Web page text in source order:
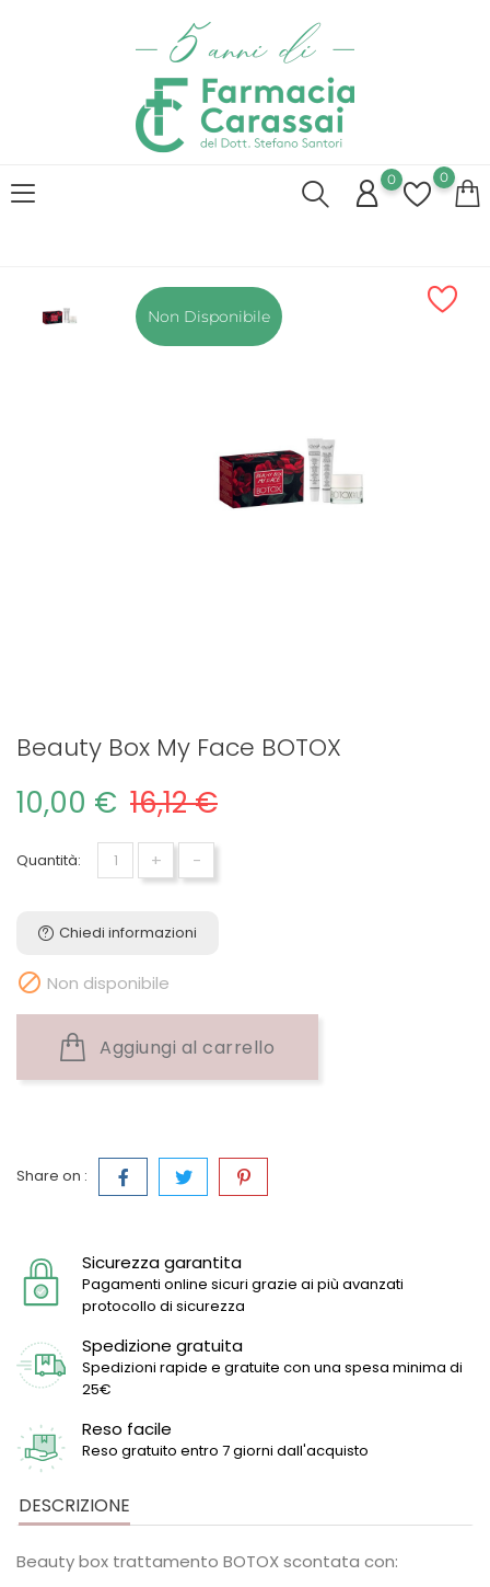
0 0
Non Disponibile
Beauty Box My Face BOTOX
10,00 € 16,12 €
Quantità: + -
Chiedi informazioni
 Non disponibile
Aggiungi al carrello
Share on :
Sicurezza garantita
Pagamenti online sicuri grazie ai più avanzati
protocollo di sicurezza
Spedizione gratuita
Spedizioni rapide e gratuite con una spesa minima di
25€
Reso facile
Reso gratuito entro 7 giorni dall'acquisto
DESCRIZIONE
Beauty box trattamento BOTOX scontata con: